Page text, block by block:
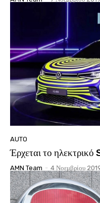
AUTO
Έρχεται το
AMN Team - 4 Νοεμβρίου